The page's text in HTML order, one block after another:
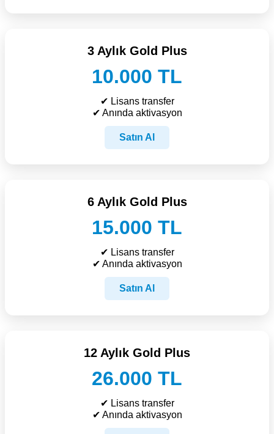
3 Aylık Gold Plus
10.000 TL
✔ Lisans transfer
✔ Anında aktivasyon
Satın Al
6 Aylık Gold Plus
15.000 TL
✔ Lisans transfer
✔ Anında aktivasyon
Satın Al
12 Aylık Gold Plus
26.000 TL
✔ Lisans transfer
✔ Anında aktivasyon